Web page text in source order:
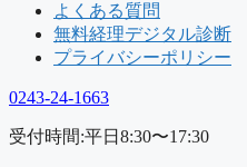
よくある質問
無料経理デジタル診断
プライバシーポリシー
0243-24-1663
受付時間:平日8:30〜17:30